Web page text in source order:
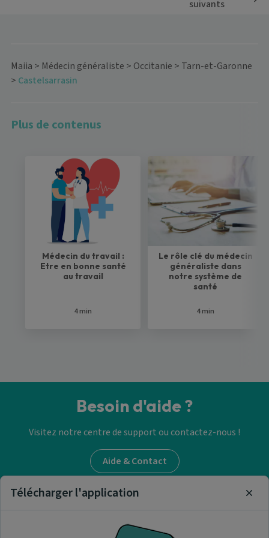
suivants
Maiia > Médecin généraliste > Occitanie > Tarn-et-Garonne
> Castelsarrasin
Plus de contenus
Médecin du travail :
Etre en bonne santé
au travail
4 min
Le rôle clé du médecin
généraliste dans
notre système de
santé
4 min
Besoin d'aide ?
Visitez notre centre de support ou contactez-nous !
Aide & Contact
Trouver un médecin
Télécharger l'application